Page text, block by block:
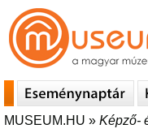
MUSEUM.HU » Képző-